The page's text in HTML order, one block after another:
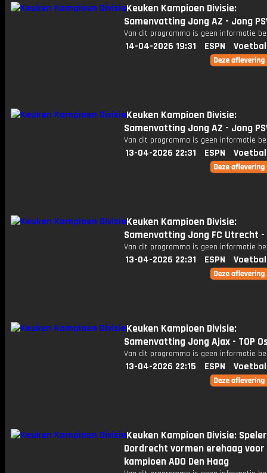
Keuken Kampioen Divisie:
Samenvatting Jong AZ - Jong
Van dit programma is geen informatie
14-04-2026 19:31 ESPN
Keuken Kampioen Divisie:
Samenvatting Jong AZ - Jong
Van dit programma is geen informatie
13-04-2026 22:31 ESPN
Keuken Kampioen Divisie:
Samenvatting Jong FC Utrecht
Van dit programma is geen informatie
13-04-2026 22:31 ESPN
Keuken Kampioen Divisie:
Samenvatting Jong Ajax - TOP
Van dit programma is geen informatie
13-04-2026 22:15 ESPN
Keuken Kampioen Divisie:
Dordrecht vormen erehaag voor
kampioen ADO Den Haag